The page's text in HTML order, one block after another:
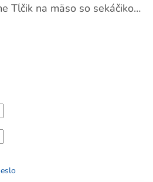
Perfect Home Tĺčik na mäso so sekáčikom, 56893
je 5 z 5 hviezdičiek.